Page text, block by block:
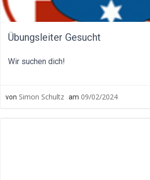
Übungsleiter Gesucht
Wir suchen dich!
von Simon Schultz am 09/02/2024